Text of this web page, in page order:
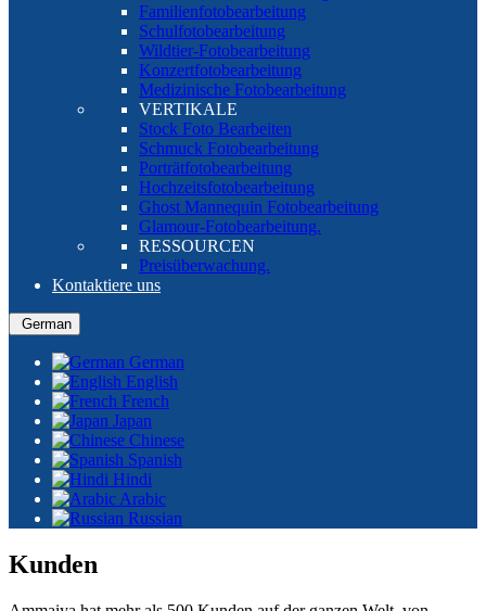
Familienfotobearbeitung
Schulfotobearbeitung
Wildtier-Fotobearbeitung
Konzertfotobearbeitung
Medizinische Fotobearbeitung
VERTIKALE
Stock Foto Bearbeiten
Schmuck Fotobearbeitung
Porträtfotobearbeitung
Hochzeitsfotobearbeitung
Ghost Mannequin Fotobearbeitung
Glamour-Fotobearbeitung.
RESSOURCEN
Preisüberwachung.
Kontaktiere uns
German
German
English
French
Japan
Chinese
Spanish
Hindi
Arabic
Russian
Kunden